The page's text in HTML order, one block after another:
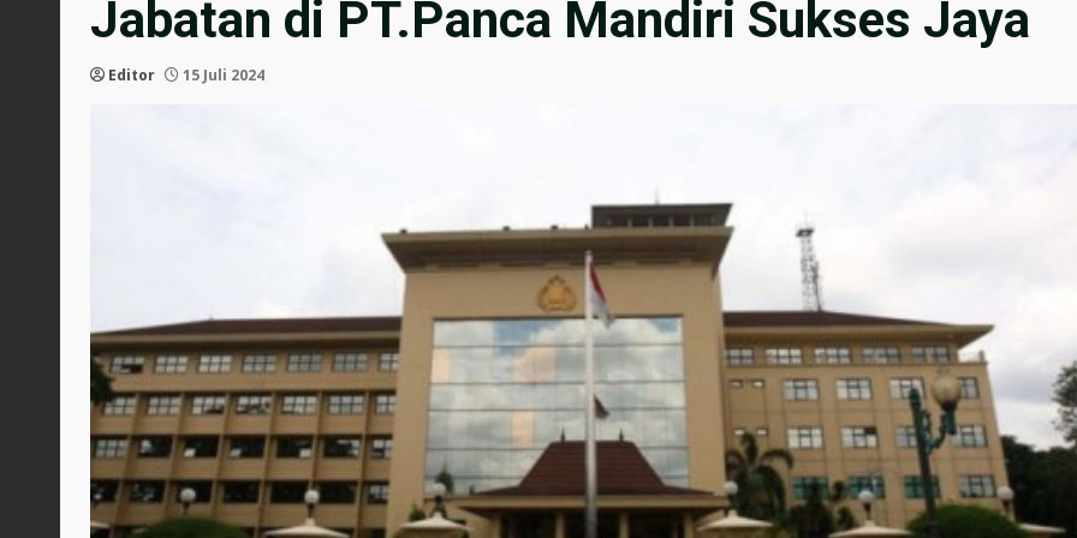
Jabatan di PT.Panca Mandiri Sukses Jaya
Editor 15 Juli 2024